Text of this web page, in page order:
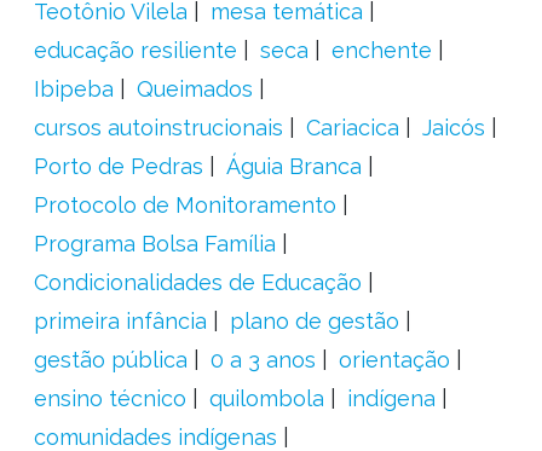
Teotônio Vilela
mesa temática
educação resiliente
seca
enchente
Ibipeba
Queimados
cursos autoinstrucionais
Cariacica
Jaicós
Porto de Pedras
Águia Branca
Protocolo de Monitoramento
Programa Bolsa Família
Condicionalidades de Educação
primeira infância
plano de gestão
gestão pública
0 a 3 anos
orientação
ensino técnico
quilombola
indígena
comunidades indígenas